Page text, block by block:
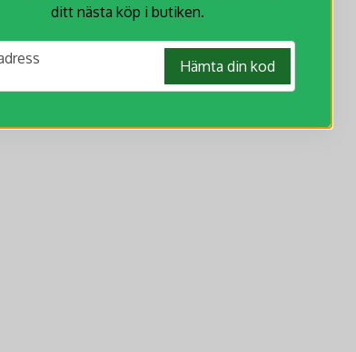
ditt nästa köp i butiken.
Hämta din kod